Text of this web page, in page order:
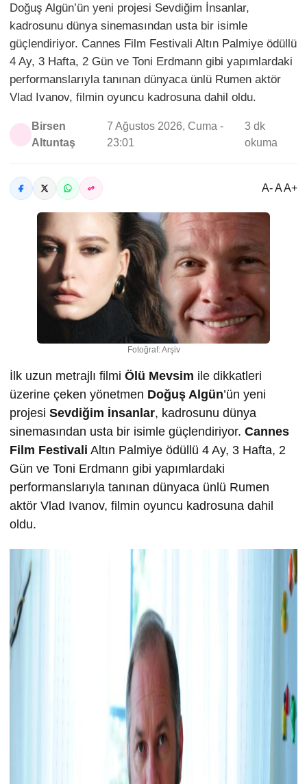
Doğuş Algün’ün yeni projesi Sevdiğim İnsanlar,
kadrosunu dünya sinemasından usta bir isimle
güçlendiriyor. Cannes Film Festivali Altın Palmiye ödüllü
4 Ay, 3 Hafta, 2 Gün ve Toni Erdmann gibi yapımlardaki
performanslarıyla tanınan dünyaca ünlü Rumen aktör
Vlad Ivanov, filmin oyuncu kadrosuna dahil oldu.
Birsen
Altuntaş
7 Ağustos 2026, Cuma -
23:01
3 dk
okuma
A- A A+
Fotoğraf: Arşiv
İlk uzun metrajlı filmi Ölü Mevsim ile dikkatleri
üzerine çeken yönetmen Doğuş Algün’ün yeni
projesi Sevdiğim İnsanlar, kadrosunu dünya
sinemasından usta bir isimle güçlendiriyor. Cannes
Film Festivali Altın Palmiye ödüllü 4 Ay, 3 Hafta, 2
Gün ve Toni Erdmann gibi yapımlardaki
performanslarıyla tanınan dünyaca ünlü Rumen
aktör Vlad Ivanov, filmin oyuncu kadrosuna dahil
oldu.